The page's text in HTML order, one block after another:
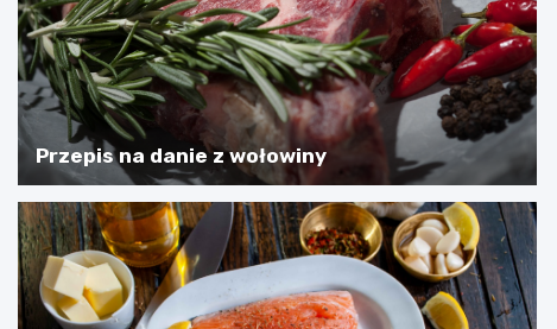
Przepis na danie z wołowiny